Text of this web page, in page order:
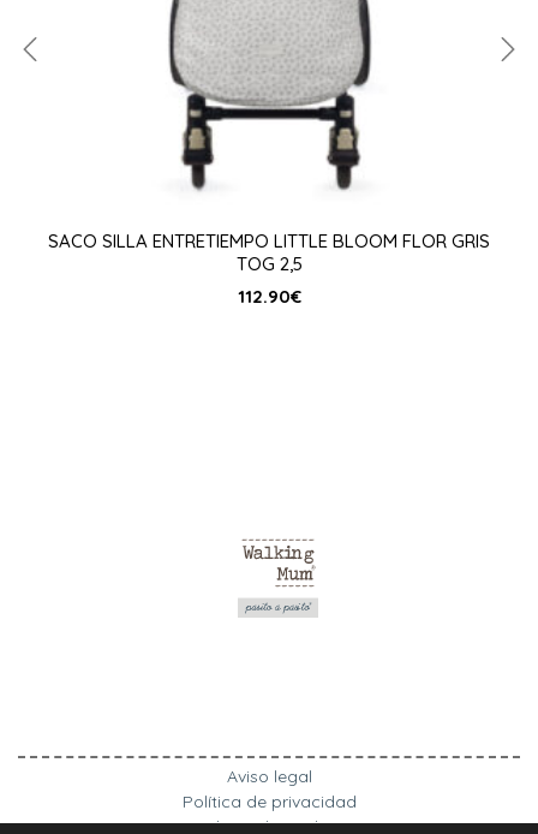
SACO SILLA ENTRETIEMPO LITTLE BLOOM FLOR GRIS
TOG 2,5
112.90€
Aviso legal
Política de privacidad
Política de cookies